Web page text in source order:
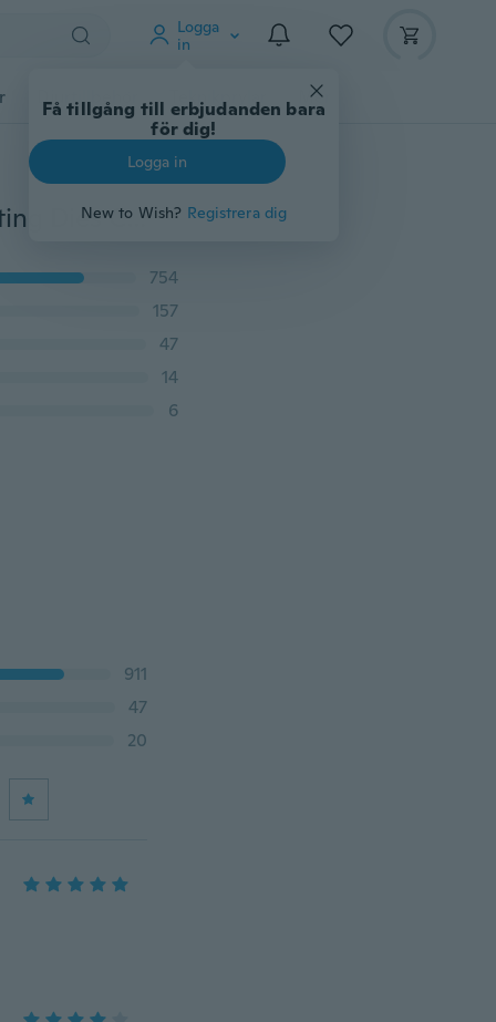
Logga
in
Få tillgång till erbjudanden bara
för dig!
Logga in
New to Wish? Registrera dig
Djurtillbehör Teknikprylar Mer
Ny stilfull, anpassad bakgrundsfilm Stencil Metal Cutting Dies Cut Practice Hands-on DIY Scrapbooking Album Craft
754
157
47
14
6
911
47
20